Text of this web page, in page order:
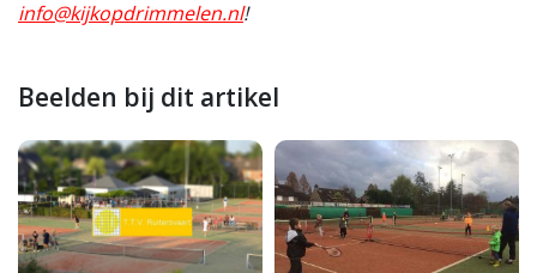
info@kijkopdrimmelen.nl!
Beelden bij dit artikel